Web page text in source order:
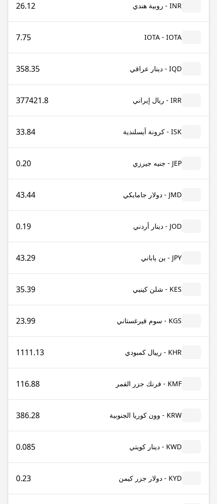
INR - روبية هندي 26.12
IOTA - IOTA
7.75
IQD - دينار عراقي 358.35
IRR - ريال إيراني 377421.8
ISK - كرونة أيسلندية 33.84
JEP - جنيه جيرزي 0.20
JMD - دولار جامايكي 43.44
JOD - دينار أردني 0.19
JPY - ين ياباني 43.29
KES - شلن كينيي 35.39
KGS - سوم قيرغستاني 23.99
KHR - رييال كمبودي 1111.13
KMF - فرنك جزر القمر 116.88
KRW - وون كوريا الجنوبية 386.28
KWD - دينار كويتي 0.085
KYD - دولار جزر كيمن 0.23